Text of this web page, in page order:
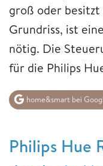
groß oder
Grundriss, ist
nötig. Die
für die Philips
home&smart bei
Philips Hue